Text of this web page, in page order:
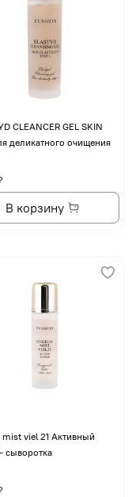
CLEANCER GEL SKIN
деликатного очищения
В корзину
mist viel 21 Активный
сыворотка